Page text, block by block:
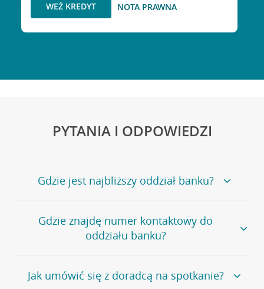
WEŹ KREDYT NOTA PRAWNA
PYTANIA I ODPOWIEDZI
Gdzie jest najbliższy oddział banku?
Jeśli szukasz oddziału naszego banku, zapraszamy na
stronęPlacówki i bankomaty, na której znajduje się
wygodna wyszukiwarka.
oddziałów
Gdzie znajdę numer kontaktowy do
oddziału banku?
Bank Credit Agricole nie udostępnia ogólnego numeru
telefonu do placówki bankowej.
Jak umówić się z doradcą na spotkanie?